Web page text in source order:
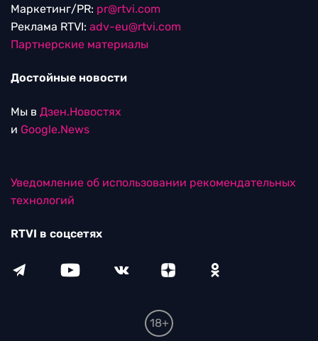
Маркетинг/PR: pr@rtvi.com
Реклама RTVI: adv-eu@rtvi.com
Партнерские материалы
Достойные новости
Мы в Дзен.Новостях
и Google.News
Уведомление об использовании рекомендательных
технологий
RTVI в соцсетях
18+